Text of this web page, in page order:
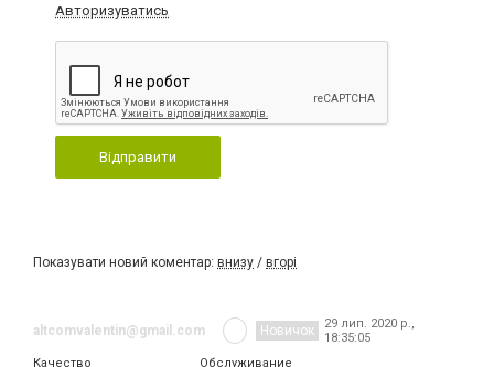
Авторизуватись
Відправити
Показувати новий коментар: внизу / вгорі
altcomvalentin@gmail.com Новичок
29 лип. 2020 р.,
18:35:05
Качество
Обслуживание